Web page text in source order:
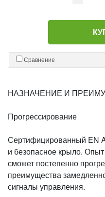
Сравнение
НАЗНАЧЕНИЕ И
Прогрессирование
Сертифицированный EN
и безопасное крыло.
сможет постепенно
преимущества
сигналы управления.